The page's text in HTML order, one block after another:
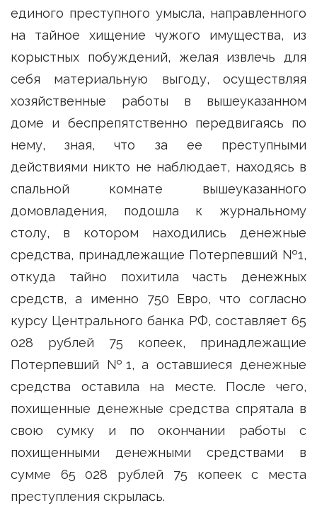
единого преступного умысла, направленного
на тайное хищение чужого имущества, из
корыстных побуждений, желая извлечь для
себя материальную выгоду, осуществляя
хозяйственные работы в вышеуказанном
доме и беспрепятственно передвигаясь по
нему, зная, что за ее преступными
действиями никто не наблюдает, находясь в
спальной комнате вышеуказанного
домовладения, подошла к журнальному
столу, в котором находились денежные
средства, принадлежащие Потерпевший №1,
откуда тайно похитила часть денежных
средств, а именно 750 Евро, что согласно
курсу Центрального банка РФ, составляет 65
028 рублей 75 копеек, принадлежащие
Потерпевший №1, а оставшиеся денежные
средства оставила на месте. После чего,
похищенные денежные средства спрятала в
свою сумку и по окончании работы с
похищенными денежными средствами в
сумме 65 028 рублей 75 копеек с места
преступления скрылась.